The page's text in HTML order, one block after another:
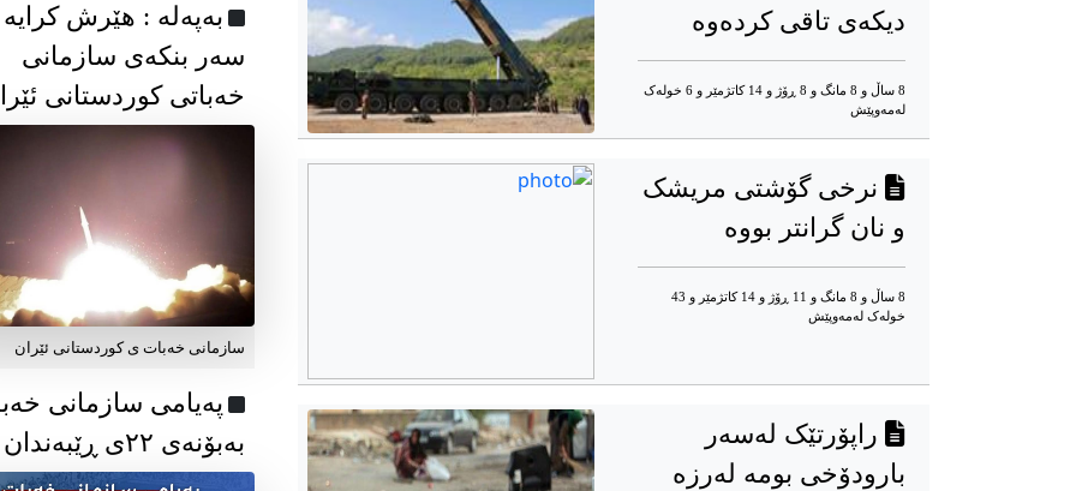
دیکەی تاقی کردەوە
8 ساڵ و 8 مانگ و 8 ڕۆژ و 14 کاتژمێر و 6 خوله‌ک
له‌مه‌وپێش‌
نرخی گۆشتی مریشک
و نان گرانتر بووە
8 ساڵ و 8 مانگ و 11 ڕۆژ و 14 کاتژمێر و 43
خوله‌ک له‌مه‌وپێش‌
راپۆرتێک لەسەر
بارودۆخی بومە لەرزە
به‌په‌له‌ : هێرش کرایە
سەر بنکەی سازمانی
خەباتی کوردستانی
سازمانی خەبات ی کوردستانی ئێران
پەیامی سازمانی
بەبۆنەی ۲۲ی ڕێبەندان